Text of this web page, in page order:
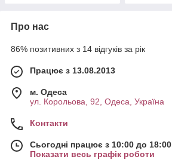
Про нас
86% позитивних з 14 відгуків за рік
Працює з 13.08.2013
м. Одеса
ул. Корольова, 92, Одеса, Україна
Контакти
Сьогодні працює з 10:00 до 18:00
Показати весь графік роботи